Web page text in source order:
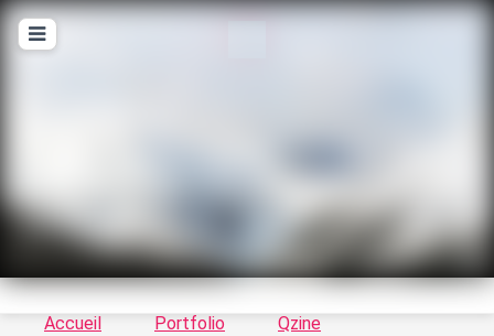
Le vortex à chats - Illustrations, trucs en tout
genre par Tykayn
Accueil Portfolio Qzine